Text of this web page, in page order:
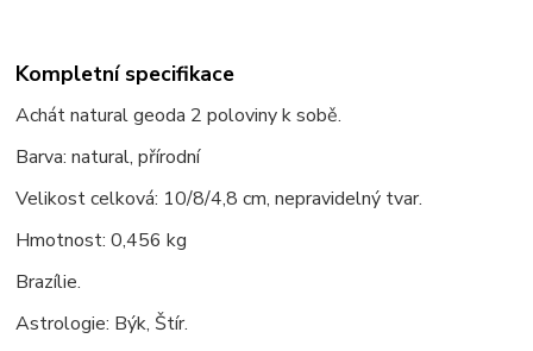
Kompletní specifikace
Achát natural geoda 2 poloviny k sobě.
Barva: natural, přírodní
Velikost celková: 10/8/4,8 cm, nepravidelný tvar.
Hmotnost: 0,456 kg
Brazílie.
Astrologie: Býk, Štír.